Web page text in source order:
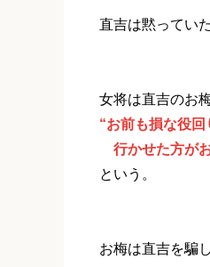
直吉は黙ってい
女将は直吉のお
“お前も損な役回
行かせた方が
という。
お梅は直吉を騙